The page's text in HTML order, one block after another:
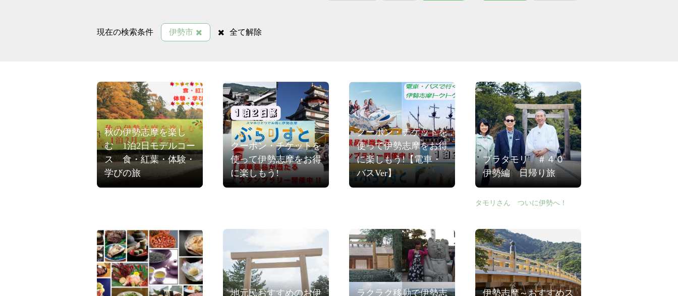
現在の検索条件 伊勢市 全て解除
秋の伊勢志摩を楽し
む 1泊2日モデルコー
ス 食・紅葉・体験・
学びの旅
クーポン・チケットを
使って伊勢志摩をお得
に楽しもう!
クーポン・チケットを
使って伊勢志摩をお得
に楽しもう!【電車・
バスVer】
ブラタモリ ＃４０
伊勢編 日帰り旅
タモリさん ついに伊勢へ！
地元民おすすめのお伊
ラクラク移動で伊勢志
伊勢志摩～おすすめス